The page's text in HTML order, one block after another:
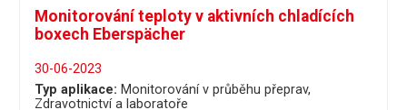
Monitorování teploty v aktivních chladících
boxech Eberspächer
30-06-2023
Typ aplikace: Monitorování v průběhu přeprav
Zdravotnictví a laboratoře